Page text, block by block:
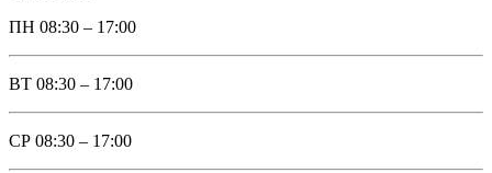
ПН 08:30 – 17:00
ВТ 08:30 – 17:00
СР 08:30 – 17:00